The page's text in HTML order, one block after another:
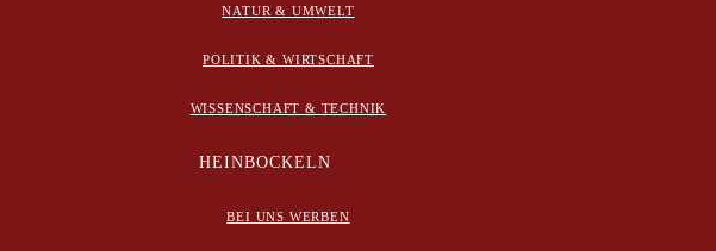
NATUR & UMWELT
POLITIK & WIRTSCHAFT
WISSENSCHAFT & TECHNIK
HEINBOCKELN
BEI UNS WERBEN